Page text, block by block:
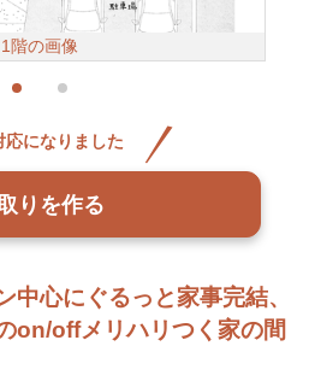
心にぐるっと家事完結、
on/offメリハリつく家の間
1階の画像
応になりました
りを作る